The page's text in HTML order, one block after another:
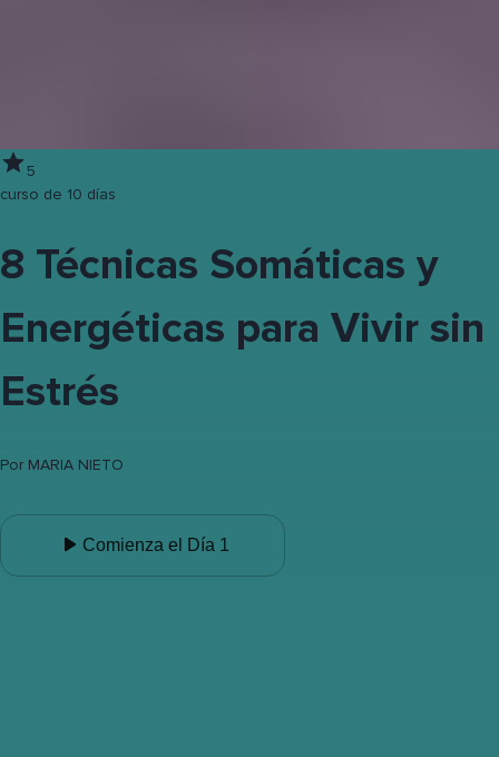
5
curso de 10 días
8 Técnicas Somáticas y
Energéticas para Vivir sin
Estrés
Por MARIA NIETO
Comienza el Día 1